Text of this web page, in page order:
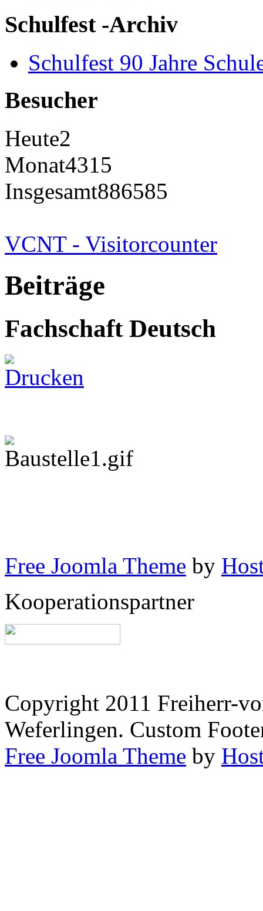
Schulfest -Archiv
Schulfest 90 Jahre
Besucher
Heute2
Monat4315
Insgesamt886585
VCNT - Visitorcounter
Beiträge
Fachschaft Deutsch
Free Joomla Theme by
Kooperationspartner
Copyright 2011 Freiherr-
Weferlingen. Custom
Free Joomla Theme by